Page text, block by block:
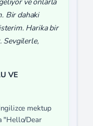
Bir dahaki
Harika bir
Sevgilerle,
VE
mektup
"Hello/Dear